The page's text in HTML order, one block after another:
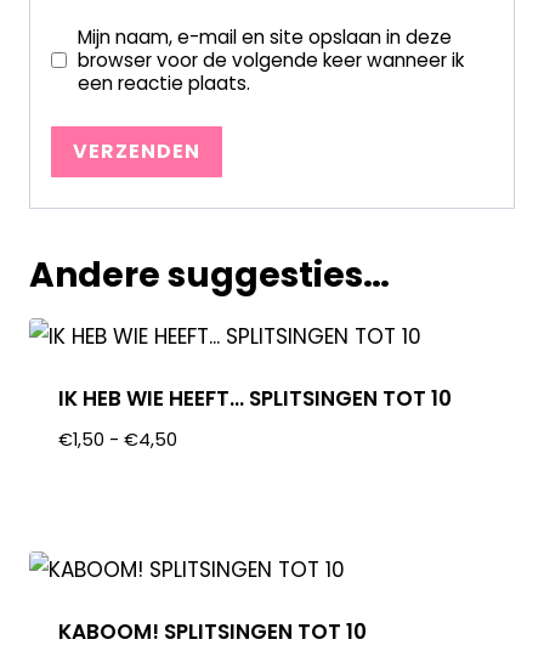
Mijn naam, e-mail en site opslaan in deze
browser voor de volgende keer wanneer ik
een reactie plaats.
Andere suggesties…
IK HEB WIE HEEFT… SPLITSINGEN TOT 10
€1,50 - €4,50
KABOOM! SPLITSINGEN TOT 10